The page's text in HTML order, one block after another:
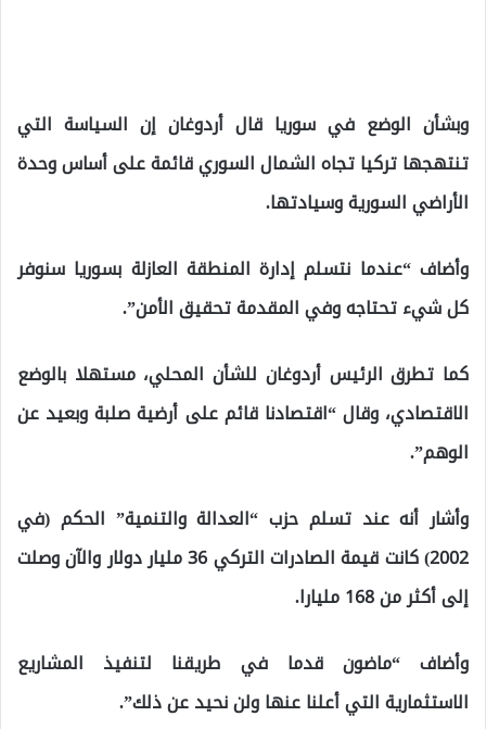
وبشأن الوضع في سوريا قال أردوغان إن السياسة التي
تنتهجها تركيا تجاه الشمال السوري قائمة على أساس وحدة
الأراضي السورية وسيادتها.
وأضاف “عندما نتسلم إدارة المنطقة العازلة بسوريا سنوفر
كل شيء تحتاجه وفي المقدمة تحقيق الأمن”.
كما تطرق الرئيس أردوغان للشأن المحلي، مستهلا بالوضع
الاقتصادي، وقال “اقتصادنا قائم على أرضية صلبة وبعيد عن
الوهم”.
وأشار أنه عند تسلم حزب “العدالة والتنمية” الحكم (في
2002) كانت قيمة الصادرات التركي 36 مليار دولار والآن وصلت
إلى أكثر من 168 مليارا.
وأضاف “ماضون قدما في طريقنا لتنفيذ المشاريع
الاستثمارية التي أعلنا عنها ولن نحيد عن ذلك”.